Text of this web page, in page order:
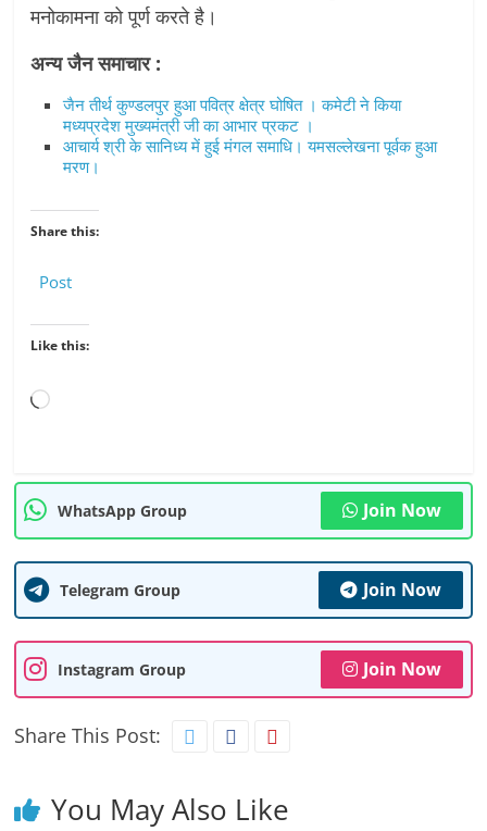
मनोकामना को पूर्ण करते है।
अन्य जैन समाचार :
जैन तीर्थ कुण्डलपुर हुआ पवित्र क्षेत्र घोषित । कमेटी ने किया
मध्यप्रदेश मुख्यमंत्री जी का आभार प्रकट ।
आचार्य श्री के सानिध्य में हुई मंगल समाधि। यमसल्लेखना पूर्वक हुआ
मरण।
Share this:
Post
Like this:
Loading…
WhatsApp Group Join Now
Telegram Group Join Now
Instagram Group Join Now
Share This Post:
You May Also Like